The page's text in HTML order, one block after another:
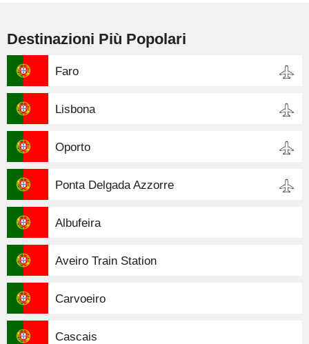
Destinazioni Più Popolari
Faro
Lisbona
Oporto
Ponta Delgada Azzorre
Albufeira
Aveiro Train Station
Carvoeiro
Cascais